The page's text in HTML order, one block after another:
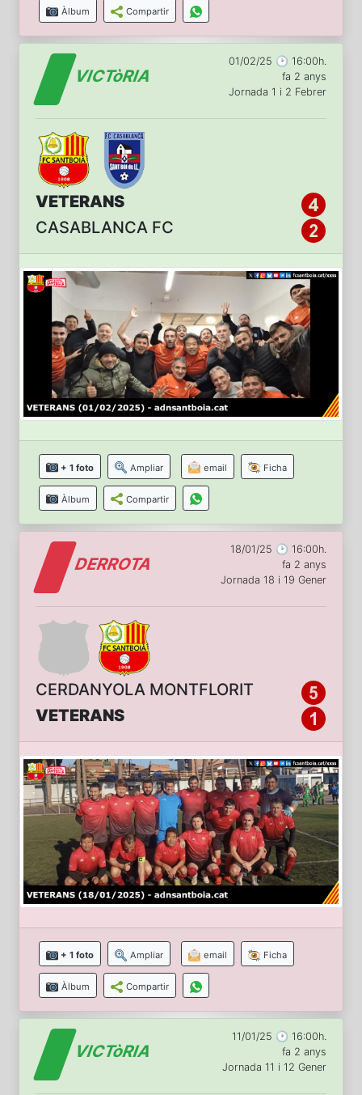
Àlbum Compartir
VICTòRIA
01/02/25 🕑 16:00h.
fa 2 anys
Jornada 1 i 2 Febrer
VETERANS
CASABLANCA FC
+ 1 foto Ampliar email Ficha
Àlbum Compartir
DERROTA
18/01/25 🕑 16:00h.
fa 2 anys
Jornada 18 i 19 Gener
CERDANYOLA MONTFLORIT
VETERANS
+ 1 foto Ampliar email Ficha
Àlbum Compartir
VICTòRIA
11/01/25 🕑 16:00h.
fa 2 anys
Jornada 11 i 12 Gener